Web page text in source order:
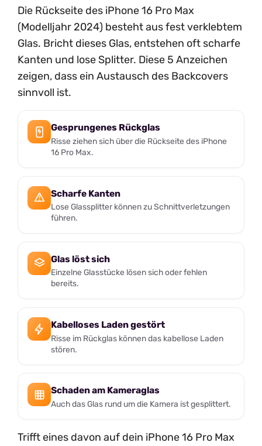
Die Rückseite des iPhone 16 Pro Max
(Modelljahr 2024) besteht aus fest verklebtem
Glas. Bricht dieses Glas, entstehen oft scharfe
Kanten und lose Splitter. Diese 5 Anzeichen
zeigen, dass ein Austausch des Backcovers
sinnvoll ist.
Gesprungenes Rückglas
Risse ziehen sich über die Rückseite des iPhone
16 Pro Max.
Scharfe Kanten
Lose Glassplitter können zu Schnittverletzungen
führen.
Glas löst sich
Einzelne Glasstücke lösen sich oder fehlen
bereits.
Kabelloses Laden gestört
Risse im Rückglas können das kabellose Laden
stören.
Schaden am Kameraglas
Auch das Glas rund um die Kamera ist gesplittert.
Trifft eines davon auf dein iPhone 16 Pro Max